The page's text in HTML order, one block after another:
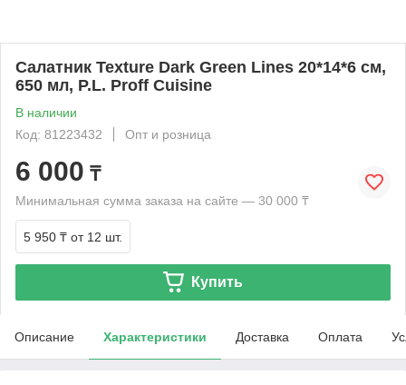
Салатник Texture Dark Green Lines 20*14*6 см,
650 мл, P.L. Proff Cuisine
В наличии
Код: 81223432
Опт и розница
6 000 ₸
Минимальная сумма заказа на сайте — 30 000 ₸
5 950 ₸ от 12 шт.
Купить
Описание Характеристики Доставка Оплата